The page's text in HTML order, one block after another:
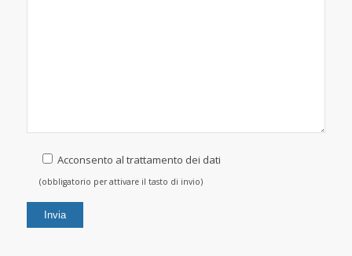
Acconsento al trattamento dei dati
(obbligatorio per attivare il tasto di invio)